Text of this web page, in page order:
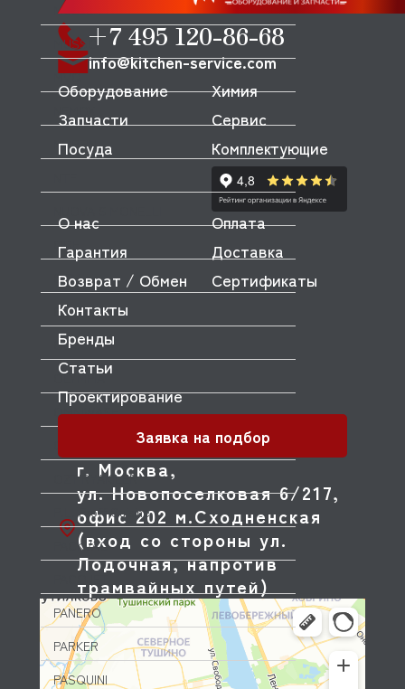
MULLER
MUSSO
MVQ
NEMOX
NOPEIN
ODE
OEM
OLAB
OLIS
OLYMPIA
OMNIWASH
OZTIRYAKILER
P.L. Proff Cuisine
PACKVAC
PANERO
PARKER
PASQUINI
+7 495 120-86-68
info@kitchen-service.com
г. Москва,
ул. Новопоселковая 6/217,
офис 202 м.Сходненская
(вход со стороны ул.
Лодочная, напротив
трамвайных путей)
Оборудование
Запчасти
Посуда
Химия
Сервис
Комплектующие
О нас
Оплата
Гарантия
Доставка
Возврат / Обмен
Сертификаты
Контакты
Бренды
Статьи
Проектирование
Заявка на подбор